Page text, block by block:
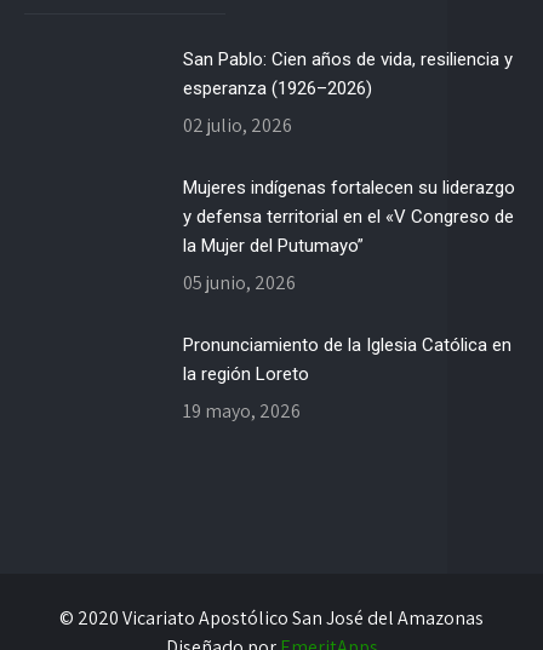
San Pablo: Cien años de vida, resiliencia y
esperanza (1926–2026)
02 julio, 2026
Mujeres indígenas fortalecen su liderazgo
y defensa territorial en el «V Congreso de
la Mujer del Putumayo”
05 junio, 2026
Pronunciamiento de la Iglesia Católica en
la región Loreto
19 mayo, 2026
© 2020 Vicariato Apostólico San José del Amazonas